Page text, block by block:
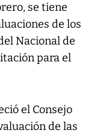
se tiene
de los
Nacional de
para el
el Consejo
de las